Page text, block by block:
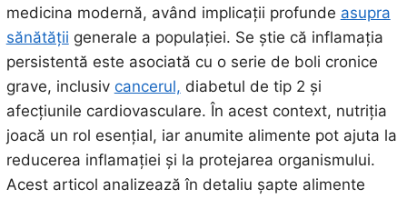
medicina modernă, având implicații profunde asupra
sănătății generale a populației. Se știe că inflamația
persistentă este asociată cu o serie de boli cronice
grave, inclusiv cancerul, diabetul de tip 2 și
afecțiunile cardiovasculare. În acest context, nutriția
joacă un rol esențial, iar anumite alimente pot ajuta la
reducerea inflamației și la protejarea organismului.
Acest articol analizează în detaliu șapte alimente